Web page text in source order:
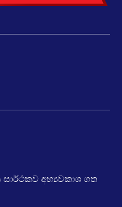
අභ්‍යවකාශ ගත